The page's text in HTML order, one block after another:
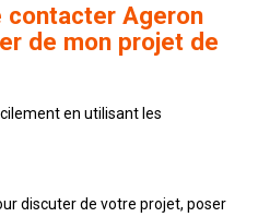
contacter Ageron
de mon projet de
en utilisant les
discuter de votre projet, poser